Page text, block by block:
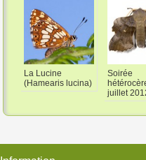
La Lucine
(Hamearis lucina)
Soirée
juillet